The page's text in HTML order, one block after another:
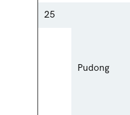
25
Pudong